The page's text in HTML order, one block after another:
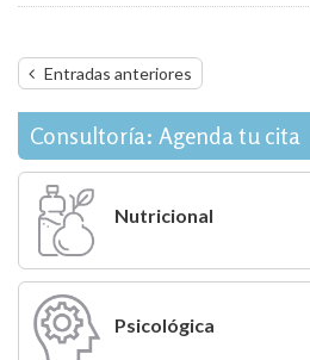
Navegación
de
entradas
Entradas anteriores
Consultoría: Agenda tu cita
Nutricional
Psicológica